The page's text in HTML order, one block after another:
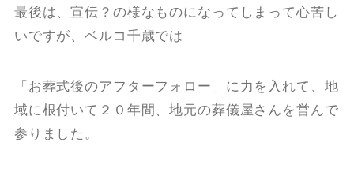
最後は、宣伝？の様なものになってしまって心苦し
いですが、ベルコ千歳では
「お葬式後のアフターフォロー」に力を入れて、地
域に根付いて２０年間、地元の葬儀屋さんを営んで
参りました。